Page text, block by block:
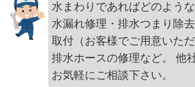
水まわりであればどのよう
水漏れ修理・排水つまり除
取付（お客様でご用意いた
排水ホースの修理など。 他
お気軽にご相談下さい。